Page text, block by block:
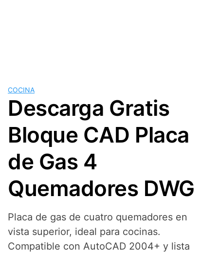
COCINA
Descarga Gratis
Bloque CAD Placa
de Gas 4
Quemadores DWG
Placa de gas de cuatro quemadores en
vista superior, ideal para cocinas.
Compatible con AutoCAD 2004+ y lista